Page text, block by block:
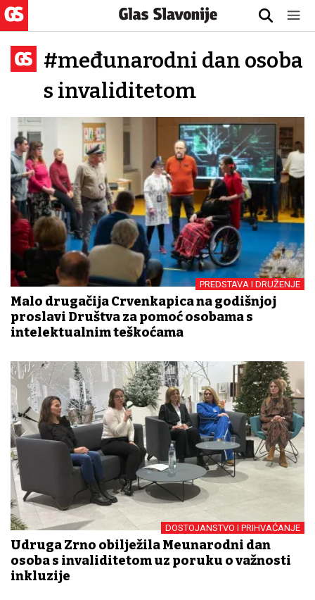
#međunarodni dan osoba
s invaliditetom
PREDSTAVA I DRUŽENJE
Malo drugačija Crvenkapica na godišnjoj
proslavi Društva za pomoć osobama s
intelektualnim teškoćama
DOSTOJANSTVO I PRIHVAĆANJE
Udruga Zrno obilježila Međunarodni dan
osoba s invaliditetom uz poruku o važnosti
inkluzije